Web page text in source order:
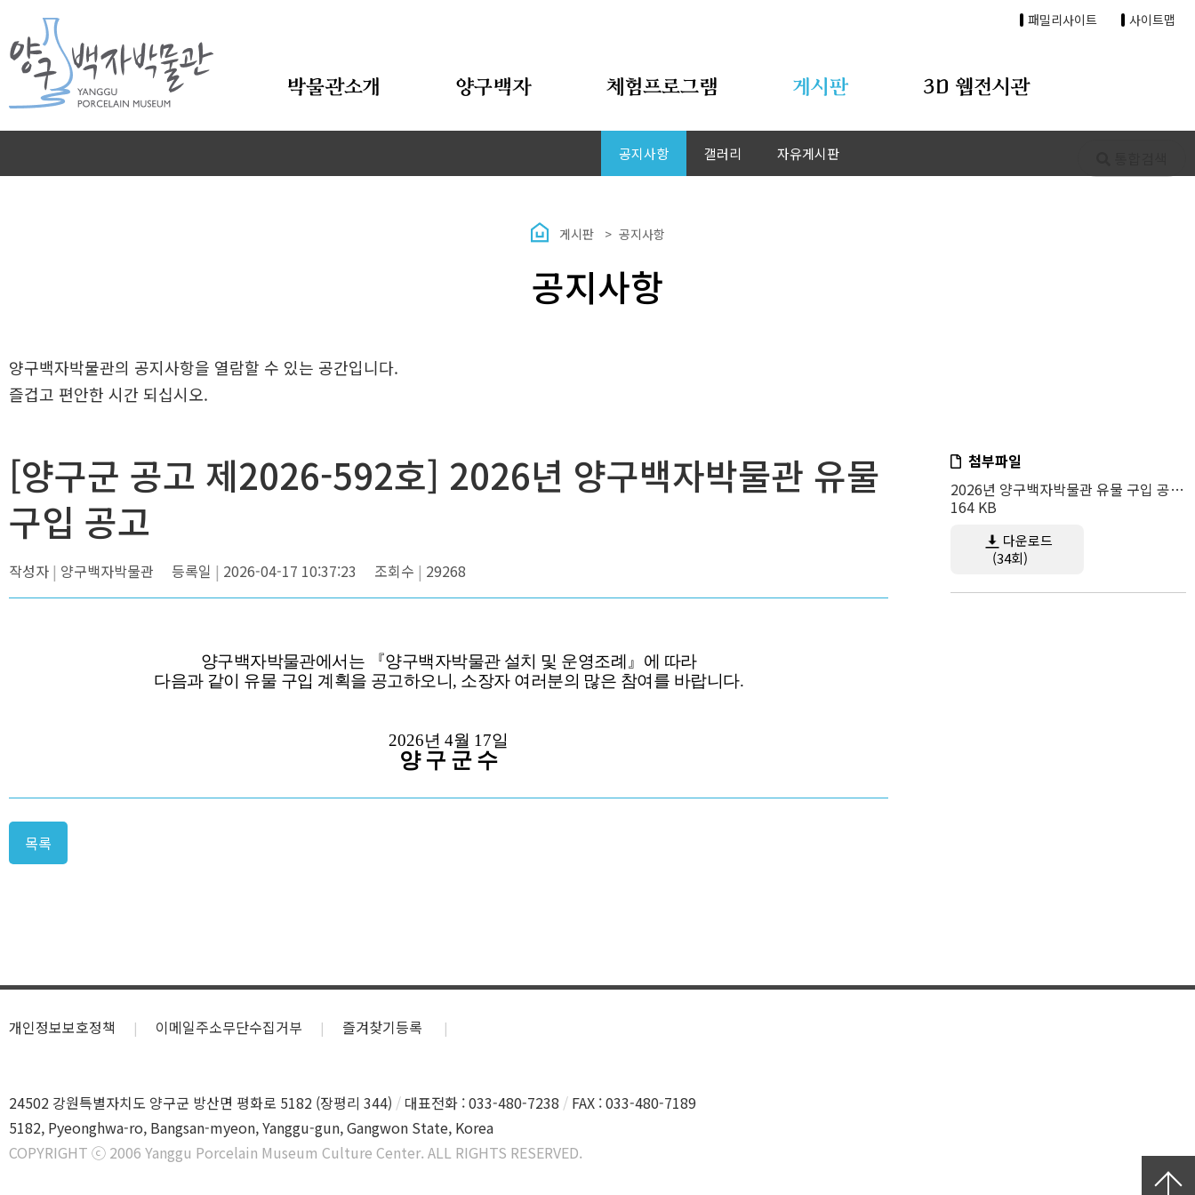
패밀리사이트 사이트맵
박물관소개 양구백자 체험프로그램 게시판
공지사항 갤러리 자유게시판
3D 웹전시관
게시판 공지사항
공지사항
양구백자박물관의 공지사항을 열람할 수 있는 공간입니다.
즐겁고 편안한 시간 되십시오.
[양구군 공고 제2026-592호] 2026년 양구백자박물관 유물
구입 공고
작성자 양구백자박물관 등록일 2026-04-17 10:37:23 조회수 29268
양구백자박물관에서는 『양구백자박물관 설치 및 운영조례 』 에 따라
다음과 같이 유물 구입 계획을 공고하오니 , 소장자 여러분의 많은 참여를 바랍니다.
2026년4월 17일
양 구 군 수
첨부파일
2026년 양구백자박물관 유물 구입 공고.hwp
164 KB
다운로드
(34회)
목록
개인정보보호정책 이메일주소무단수집거부 즐겨찾기등록
24502 강원특별자치도 양구군 방산면 평화로 5182 (장평리 344) 대표전화 : 033-480-7238
FAX : 033-480-7189
5182, Pyeonghwa-ro, Bangsan-myeon, Yanggu-gun, Gangwon State, Korea
COPYRIGHT ⓒ 2006 Yanggu Porcelain Museum Culture Center. ALL RIGHTS RESERVED.